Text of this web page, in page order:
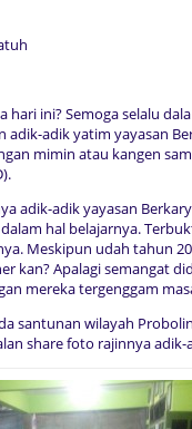
hari ini? Semoga selalu
adik-adik yatim yayasan
mimin atau kangen
adik-adik yayasan
hal belajarnya.
Meskipun udah tahun
kan? Apalagi semangat
mereka tergenggam
santunan wilayah
share foto rajinnya